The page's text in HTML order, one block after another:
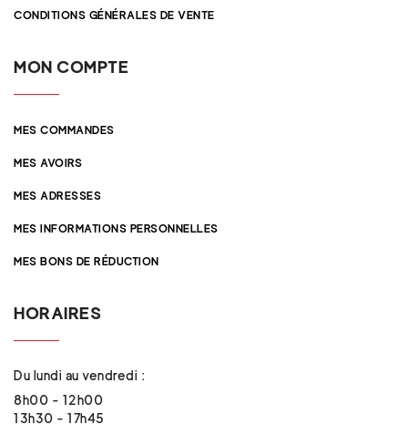
CONDITIONS GÉNÉRALES DE VENTE
MON COMPTE
MES COMMANDES
MES AVOIRS
MES ADRESSES
MES INFORMATIONS PERSONNELLES
MES BONS DE RÉDUCTION
HORAIRES
Du lundi au vendredi :
8h00 - 12h00
13h30 - 17h45